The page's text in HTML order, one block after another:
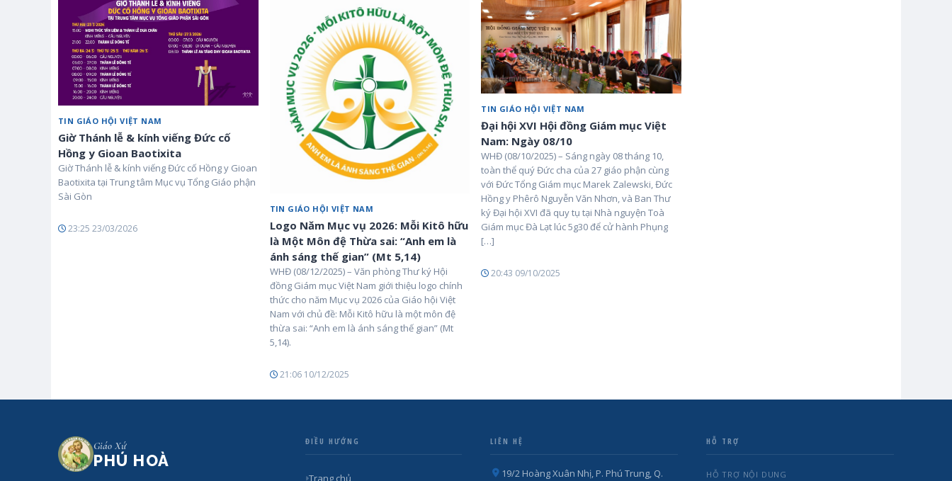
TIN GIÁO HỘI VIỆT NAM
Giờ Thánh lễ & kính viếng Đức cố
Hồng y Gioan Baotixita
Giờ Thánh lễ & kính viếng Đức cố Hồng y Gioan
Baotixita tại Trung tâm Mục vụ Tổng Giáo phận
Sài Gòn
23:25 23/03/2026
TIN GIÁO HỘI VIỆT NAM
Logo Năm Mục vụ 2026: Mỗi Kitô hữu
là Một Môn đệ Thừa sai: “Anh em là
ánh sáng thế gian” (Mt 5,14)
WHĐ (08/12/2025) – Văn phòng Thư ký Hội
đồng Giám mục Việt Nam giới thiệu logo chính
thức cho năm Mục vụ 2026 của Giáo hội Việt
Nam với chủ đề: Mỗi Kitô hữu là một môn đệ
thừa sai: “Anh em là ánh sáng thế gian” (Mt
5,14).
21:06 10/12/2025
TIN GIÁO HỘI VIỆT NAM
Đại hội XVI Hội đồng Giám mục Việt
Nam: Ngày 08/10
WHĐ (08/10/2025) – Sáng ngày 08 tháng 10,
toàn thể quý Đức cha của 27 giáo phận cùng
với Đức Tổng Giám mục Marek Zalewski, Đức
Hồng y Phêrô Nguyễn Văn Nhơn, và Ban Thư
ký Đại hội XVI đã quy tụ tại Nhà nguyện Toà
Giám mục Đà Lạt lúc 5g30 để cử hành Phụng
[…]
20:43 09/10/2025
Giáo Xứ
PHÚ HOÀ
ĐIỀU HƯỚNG
Trang chủ
LIÊN HỆ
19/2 Hoàng Xuân Nhị, P. Phú Trung, Q.
HỖ TRỢ
HỖ TRỢ NỘI DUNG